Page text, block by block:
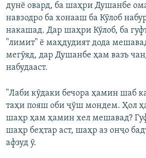
дунё овард, ба шаҳри Душанбе
навзодро ба хонааш ба Кӯлоб
накашад. Дар шаҳри Кӯлоб, ба
"лимит" ё маҳдудият дода
мегӯяд, дар Душанбе ҳам вазъ
набудааст.
"Лаби кӯдаки бечора ҳамин шаб
таҳи пояш оби ҷӯш мондем. Ҳол
шаҳр ҳам ҳамин хел мешавад?
шаҳр беҳтар аст, шаҳр аз онҷо
афзуд ӯ.